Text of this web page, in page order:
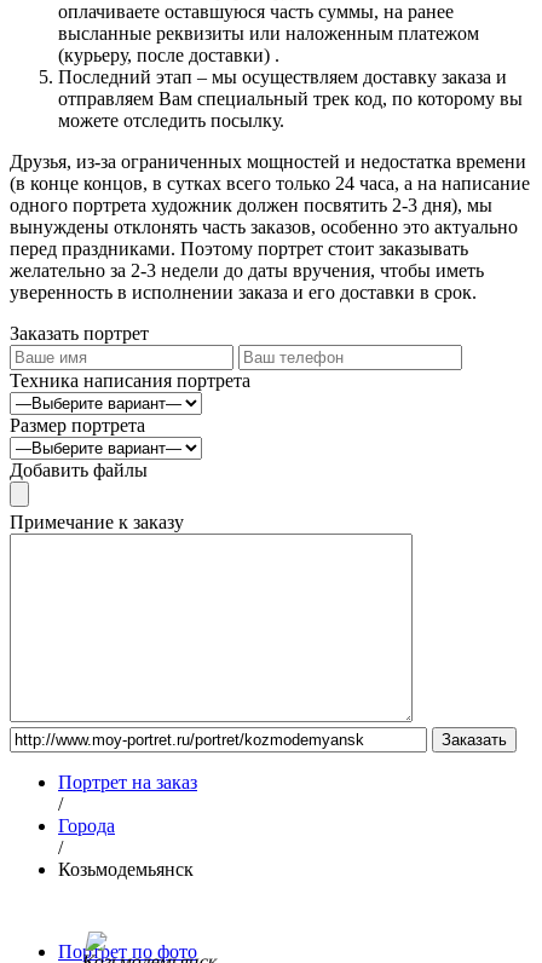
оплачиваете оставшуюся часть суммы, на ранее
высланные реквизиты или наложенным платежом
(курьеру, после доставки) .
Последний этап – мы осуществляем доставку заказа и
отправляем Вам специальный трек код, по которому вы
можете отследить посылку.
Друзья, из-за ограниченных мощностей и недостатка времени
(в конце концов, в сутках всего только 24 часа, а на написание
одного портрета художник должен посвятить 2-3 дня), мы
вынуждены отклонять часть заказов, особенно это актуально
перед праздниками. Поэтому портрет стоит заказывать
желательно за 2-3 недели до даты вручения, чтобы иметь
уверенность в исполнении заказа и его доставки в срок.
Заказать портрет
Техника написания портрета
Размер портрета
Добавить файлы
Примечание к заказу
Портрет на заказ
/
Города
/
Козьмодемьянск
Портрет по фото